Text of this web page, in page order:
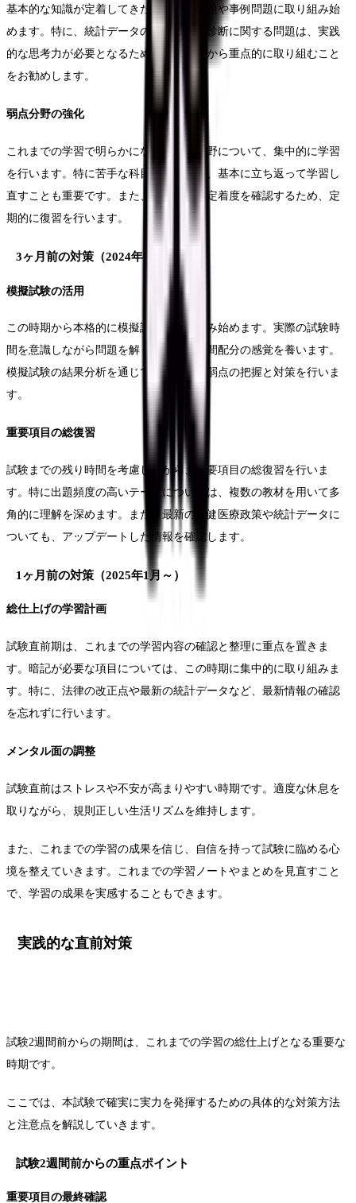
基本的な知識が定着してきたら、応用問題や事例問題に取り組み始
めます。特に、統計データの解釈や地域診断に関する問題は、実践
的な思考力が必要となるため、この時期から重点的に取り組むこと
をお勧めします。
弱点分野の強化
これまでの学習で明らかになった弱点分野について、集中的に学習
を行います。特に苦手な科目については、基本に立ち返って学習し
直すことも重要です。また、学習内容の定着度を確認するため、定
期的に復習を行います。
3ヶ月前の対策（2024年11月～）
模擬試験の活用
この時期から本格的に模擬試験に取り組み始めます。実際の試験時
間を意識しながら問題を解くことで、時間配分の感覚を養います。
模擬試験の結果分析を通じて、さらなる弱点の把握と対策を行いま
す。
重要項目の総復習
試験までの残り時間を考慮しながら、重要項目の総復習を行いま
す。特に出題頻度の高いテーマについては、複数の教材を用いて多
角的に理解を深めます。また、最新の保健医療政策や統計データに
ついても、アップデートした情報を確認します。
1ヶ月前の対策（2025年1月～）
総仕上げの学習計画
試験直前期は、これまでの学習内容の確認と整理に重点を置きま
す。暗記が必要な項目については、この時期に集中的に取り組みま
す。特に、法律の改正点や最新の統計データなど、最新情報の確認
を忘れずに行います。
メンタル面の調整
試験直前はストレスや不安が高まりやすい時期です。適度な休息を
取りながら、規則正しい生活リズムを維持します。
また、これまでの学習の成果を信じ、自信を持って試験に臨める心
境を整えていきます。これまでの学習ノートやまとめを見直すこと
で、学習の成果を実感することもできます。
実践的な直前対策
試験2週間前からの期間は、これまでの学習の総仕上げとなる重要な
時期です。
ここでは、本試験で確実に実力を発揮するための具体的な対策方法
と注意点を解説していきます。
試験2週間前からの重点ポイント
重要項目の最終確認